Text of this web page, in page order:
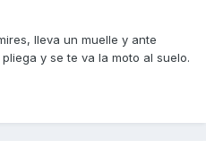
lleva un muelle y ante
y se te va la moto al suelo.